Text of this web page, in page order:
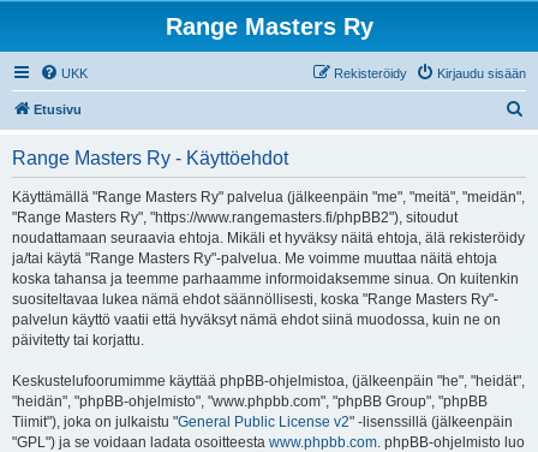
Range Masters Ry
UKK Kirjaudu sisään
Rekisteröidy
Etusivu
Range Masters Ry - Käyttöehdot
Käyttämällä "Range Masters Ry" palvelua (jälkeenpäin "me", "meitä", "meidän",
"Range Masters Ry", "https://www.rangemasters.fi/phpBB2"), sitoudut
noudattamaan seuraavia ehtoja. Mikäli et hyväksy näitä ehtoja, älä rekisteröidy
ja/tai käytä "Range Masters Ry"-palvelua. Me voimme muuttaa näitä ehtoja
koska tahansa ja teemme parhaamme informoidaksemme sinua. On kuitenkin
suositeltavaa lukea nämä ehdot säännöllisesti, koska "Range Masters Ry"-
palvelun käyttö vaatii että hyväksyt nämä ehdot siinä muodossa, kuin ne on
päivitetty tai korjattu.
Keskustelufoorumimme käyttää phpBB-ohjelmistoa, (jälkeenpäin "he", "heidät",
"heidän", "phpBB-ohjelmisto", "www.phpbb.com", "phpBB Group", "phpBB
Tiimit"), joka on julkaistu "General Public License v2" -lisenssillä (jälkeenpäin
"GPL") ja se voidaan ladata osoitteesta www.phpbb.com. phpBB-ohjelmisto luo